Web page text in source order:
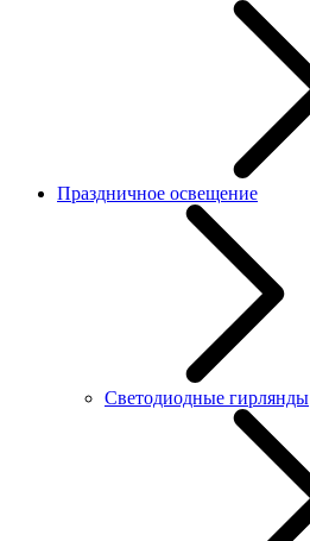
Праздничное освещение
Светодиодные гирлянды